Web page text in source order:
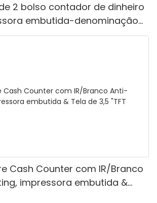
2 bolso contador de dinheiro
embutida-denominação
ir/uv/mg de detecção &
Cash Counter com IR/Branco
impressora embutida &